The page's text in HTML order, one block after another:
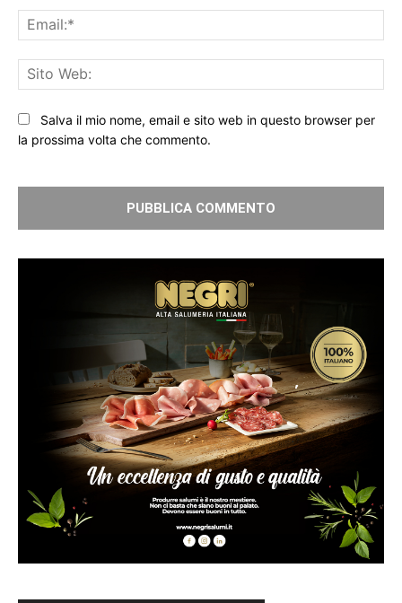
Salva il mio nome, email e sito web in questo browser per
la prossima volta che commento.